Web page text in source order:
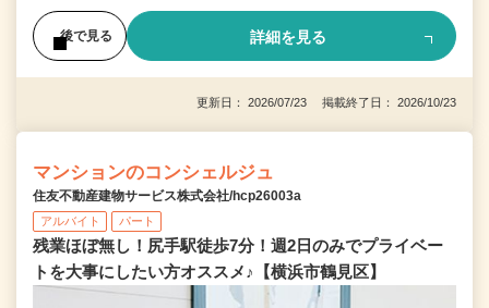
後で見る 詳細を見る
更新日： 2026/07/23 掲載終了日： 2026/10/23
マンションのコンシェルジュ
住友不動産建物サービス株式会社/hcp26003a
アルバイト パート
残業ほぼ無し！尻手駅徒歩7分！週2日のみでプライベー
トを大事にしたい方オススメ♪【横浜市鶴見区】